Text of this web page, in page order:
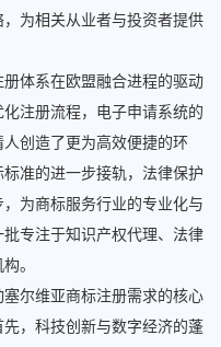
为相关从业者与投资者提供
体系在欧盟融合进程的驱动
化注册流程，电子申请系统的
创造了更为高效便捷的环
准的进一步接轨，法律保护
为商标服务行业的专业化与
专注于知识产权代理、法律
。
尔维亚商标注册需求的核心
，科技创新与数字经济的蓬